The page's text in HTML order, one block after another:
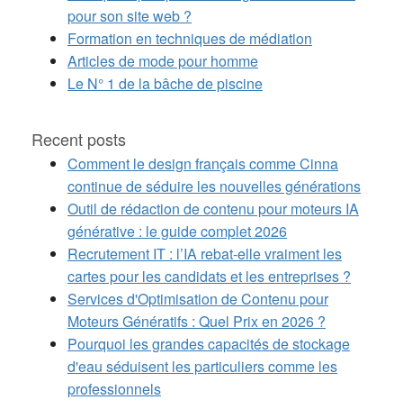
pour son site web ?
Formation en techniques de médiation
Articles de mode pour homme
Le N° 1 de la bâche de piscine
Recent posts
Comment le design français comme Cinna
continue de séduire les nouvelles générations
Outil de rédaction de contenu pour moteurs IA
générative : le guide complet 2026
Recrutement IT : l’IA rebat-elle vraiment les
cartes pour les candidats et les entreprises ?
Services d'Optimisation de Contenu pour
Moteurs Génératifs : Quel Prix en 2026 ?
Pourquoi les grandes capacités de stockage
d'eau séduisent les particuliers comme les
professionnels